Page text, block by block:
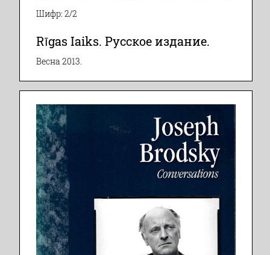
Шифр: 2/2
Rīgas Iaiks. Русское издание.
Весна 2013.